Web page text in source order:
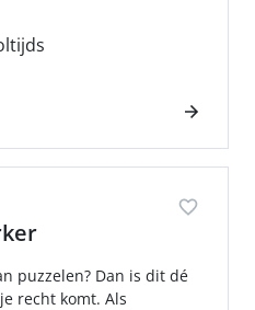
puzzelen? Dan is dit dé
recht komt. Als